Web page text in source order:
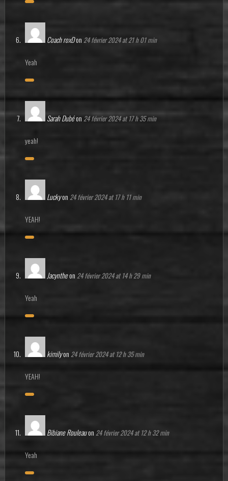
Coach roxD on 24 février 2024 at 21 h 01 min
Yeah
Sarah Dubé on 24 février 2024 at 17 h 35 min
yeah!
Luckyon 24 février 2024 at 17 h 11 min
YEAH!
Jacyntheon 24 février 2024 at 14 h 29 min
Yeah
kimily on 24 février 2024 at 12 h 35 min
YEAH!
Bibiane Rouleauon 24 février 2024 at 12 h 32 min
Yeah